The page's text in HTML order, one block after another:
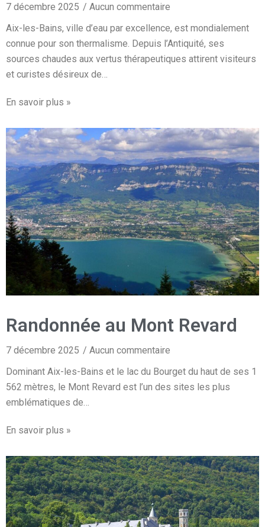
7 décembre 2025
Aucun commentaire
Aix-les-Bains, ville d’eau par excellence, est mondialement
connue pour son thermalisme. Depuis l’Antiquité, ses
sources chaudes aux vertus thérapeutiques attirent visiteurs
et curistes désireux de…
En savoir plus »
Randonnée au Mont Revard
7 décembre 2025
Aucun commentaire
Dominant Aix-les-Bains et le lac du Bourget du haut de ses 1
562 mètres, le Mont Revard est l’un des sites les plus
emblématiques de…
En savoir plus »